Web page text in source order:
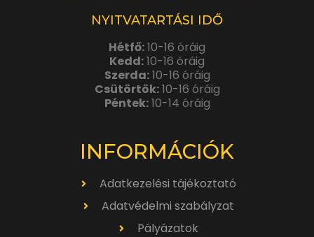
NYITVATARTÁSI IDŐ
Hétfő:10-16 óráig
Kedd:10-16 óráig
Szerda:10-16 óráig
Csütörtök:10-16 óráig
Péntek:10-14 óráig
INFORMÁCIÓK
Adatkezelési tájékoztató
Adatvédelmi szabályzat
Pályázatok